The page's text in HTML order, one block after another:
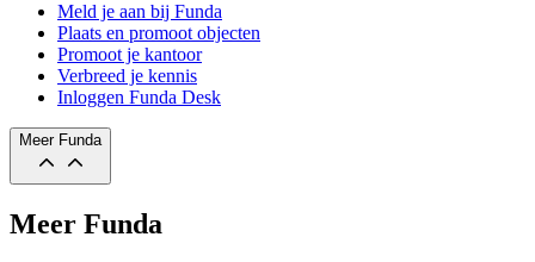
Meld je aan bij Funda
Plaats en promoot objecten
Promoot je kantoor
Verbreed je kennis
Inloggen Funda Desk
Meer Funda
Meer Funda